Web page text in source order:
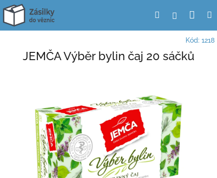
Přejít
obsah
HledatPřihlášení
Kód: 1218
JEMČA Výběr bylin čaj 20 sáčků